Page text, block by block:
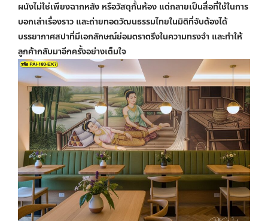
ผนังไม่ใช่เพียงฉากหลัง หรือวัสดุกั้นห้อง แต่กลายเป็นสื่อที่ใช้ในการ
บอกเล่าเรื่องราว และถ่ายทอดวัฒนธรรมไทยในมิติที่จับต้องได้
บรรยากาศสปาที่มีเอกลักษณ์ย่อมตราตรึงในความทรงจำ และทำให้
ลูกค้ากลับมาอีกครั้งอย่างเต็มใจ